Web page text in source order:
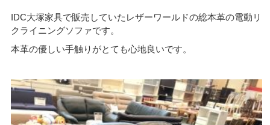
IDC大塚家具で販売していたレザーワールドの総本革の電動リ
クライニングソファです。
本革の優しい手触りがとても心地良いです。